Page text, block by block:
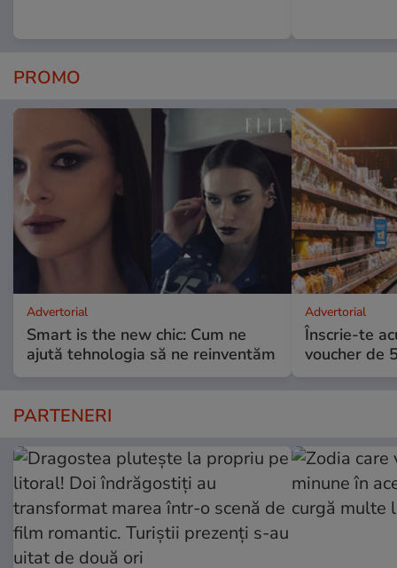
PROMO
Advertorial
Smart is the new chic: Cum ne
ajută tehnologia să ne reinventăm
Advertorial
Înscrie-te
voucher de
PARTENERI